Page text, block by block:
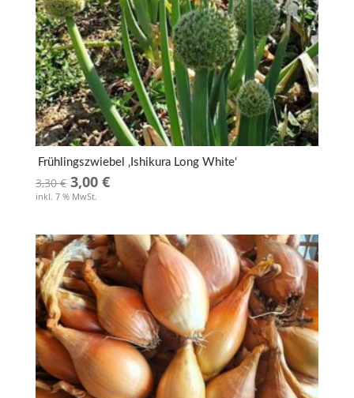
Frühlingszwiebel ‚Ishikura Long White‘
3,30€ Ursprünglicher
Preis
3,30 €
3,00 €Aktueller
3,00 €.
inkl. 7 % MwSt.